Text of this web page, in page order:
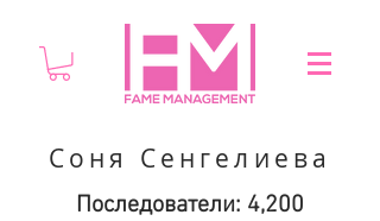
Соня Сенгелиева
Последователи: 4,200